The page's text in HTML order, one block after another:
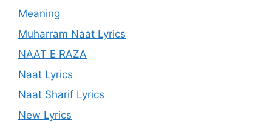
Meaning
Muharram Naat Lyrics
NAAT E RAZA
Naat Lyrics
Naat Sharif Lyrics
New Lyrics